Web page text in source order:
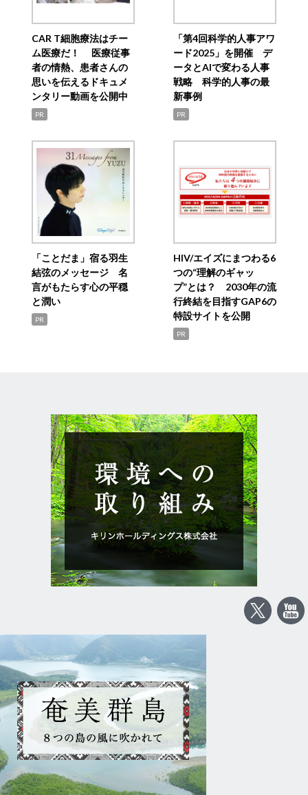
CAR T細胞療法はチー
ム医療だ！ 医療従事
者の情熱、患者さんの
思いを伝えるドキュメ
ンタリー動画を公開中
PR
「第4回科学的人事アワ
ード2025」を開催 デ
ータとAIで変わる人事
戦略 科学的人事の最
新事例
PR
「ことだま」宿る羽生
結弦のメッセージ 名
言がもたらす心の平穏
と潤い
PR
HIV/エイズにまつわる6
つの“理解のギャッ
プ”とは？ 2030年の流
行終結を目指すGAP6の
特設サイトを公開
PR